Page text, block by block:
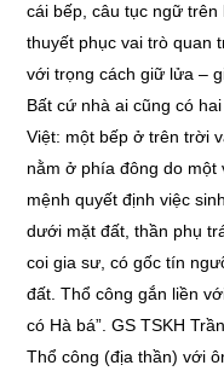
cái bếp, câu tục ngữ
thuyết phục vai trò quan
với trọng cách giữ lửa –
Bất cứ nhà ai cũng có
Việt: một bếp ở trên trời
nằm ở phía đông do
mệnh quyết định việc
dưới mặt đất, thần phụ
coi gia sư, có gốc tín
đất. Thổ công gắn liền
có Hà bá”. GS TSKH
Thổ công (địa thần) với